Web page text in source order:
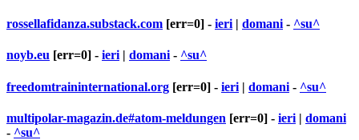
rossellafidanza.substack.com [err=0] - ieri | domani - ^su^
noyb.eu [err=0] - ieri | domani - ^su^
freedomtraininternational.org [err=0] - ieri | domani - ^su^
multipolar-magazin.de#atom-meldungen [err=0] - ieri | domani
- ^su^